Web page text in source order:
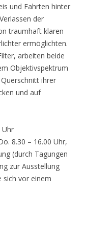
und Fahrten hinter
der
traumhaft klaren
ermöglichten.
arbeiten beide
Objektivspektrum
ihrer
und auf
Uhr
8.30 – 16.00 Uhr,
(durch Tagungen
zur Ausstellung
sich vor einem